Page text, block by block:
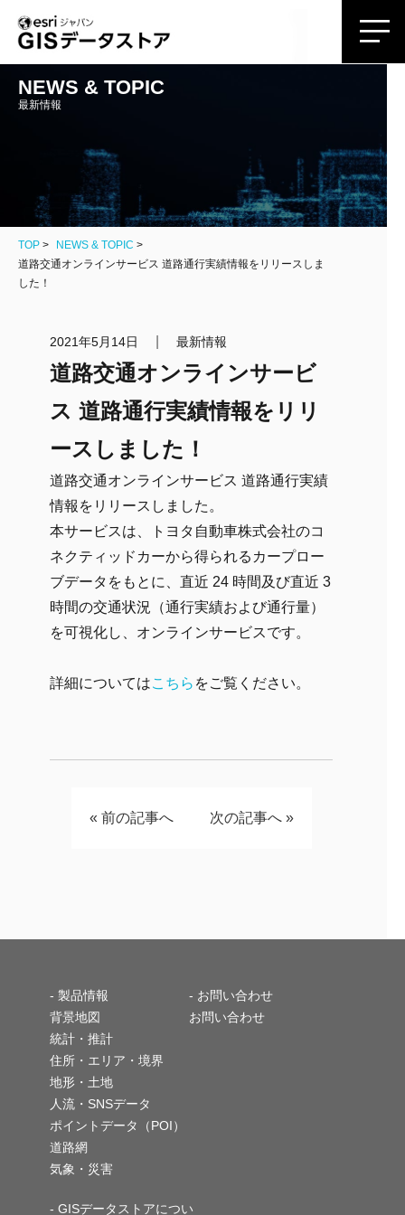
NEWS & TOPIC
最新情報
TOP
NEWS & TOPIC
道路交通オンラインサービス 道路通行実績情報をリリースしま
した！
2021年5月14日 最新情報
道路交通オンラインサービ
ス 道路通行実績情報をリリ
ースしました！
道路交通オンラインサービス 道路通行実績
情報をリリースしました。
本サービスは、トヨタ自動車株式会社のコ
ネクティッドカーから得られるカープロー
ブデータをもとに、直近 24 時間及び直近 3
時間の交通状況（通行実績および通行量）
を可視化し、オンラインサービスです。
詳細についてはこちら をご覧ください。
« 前の記事へ 次の記事へ»
- 製品情報
背景地図
統計・推計
住所・エリア・境界
地形・土地
人流・SNSデータ
ポイントデータ（POI）
道路網
気象・災害
- お問い合わせ
お問い合わせ
- GISデータストアについ